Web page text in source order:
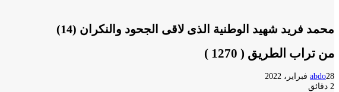
محمد فريد شهيد الوطنية الذى لاقى الجحود والنكران (14)
من تراب الطريق ( 1270 )
abdo28 فبراير، 2022
2 دقائق